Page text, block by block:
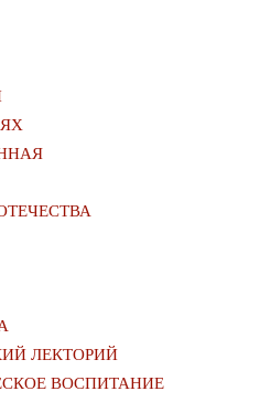
ЛЕКТОРИЙ
ВОСПИТАНИЕ